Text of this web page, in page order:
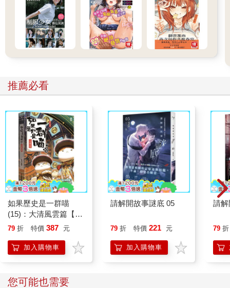
推薦必看
如果歷史是一群喵
(15)：大清風雲篇【萌
貓漫畫學歷史】
79 折 特價 387 元
加入購物車
請解開故事謎底 05
79 折 特價 221 元
加入購物車
請解
79 折
您可能也需要